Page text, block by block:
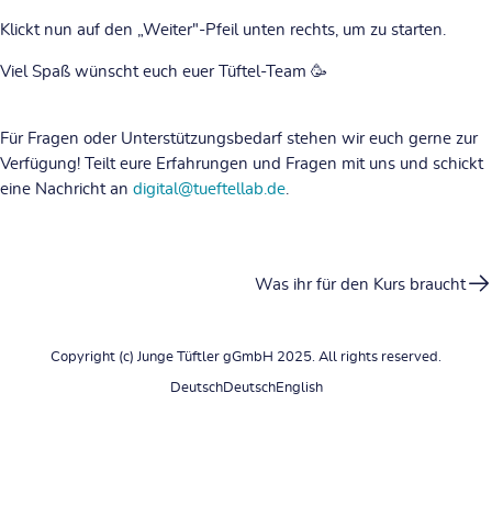
Klickt nun auf den „Weiter"-Pfeil unten rechts, um zu starten.
Viel Spaß wünscht euch euer Tüftel-Team 🥳
Für Fragen oder Unterstützungsbedarf stehen wir euch gerne zur
Verfügung! Teilt eure Erfahrungen und Fragen mit uns und schickt
eine Nachricht an digital@tueftellab.de
Was ihr für den Kurs braucht
Copyright (c) Junge Tüftler gGmbH 2025. All rights reserved.
DeutschDeutschEnglish